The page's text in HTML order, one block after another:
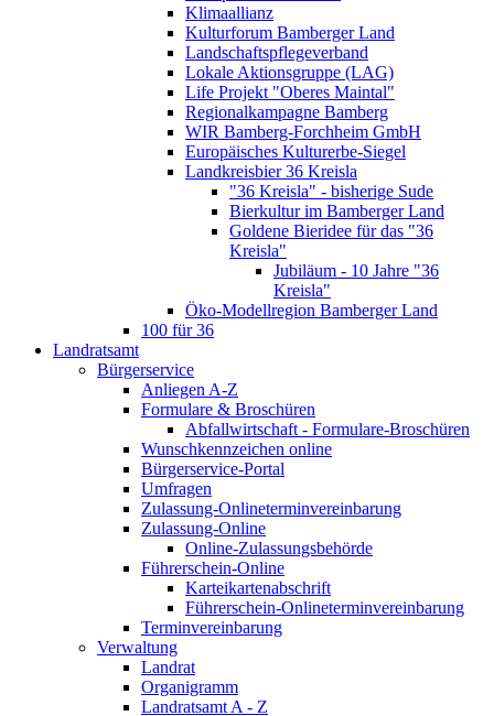
Klimaallianz
Kulturforum Bamberger Land
Landschaftspflegeverband
Lokale Aktionsgruppe (LAG)
Life Projekt "Oberes Maintal"
Regionalkampagne Bamberg
WIR Bamberg-Forchheim GmbH
Europäisches Kulturerbe-Siegel
Landkreisbier 36 Kreisla
"36 Kreisla" - bisherige Sude
Bierkultur im Bamberger Land
Goldene Bieridee für das "36
Kreisla"
Jubiläum - 10 Jahre "36
Kreisla"
Öko-Modellregion Bamberger Land
100 für 36
Landratsamt
Bürgerservice
Anliegen A-Z
Formulare & Broschüren
Abfallwirtschaft - Formulare-Broschüren
Wunschkennzeichen online
Bürgerservice-Portal
Umfragen
Zulassung-Onlineterminvereinbarung
Zulassung-Online
Online-Zulassungsbehörde
Führerschein-Online
Karteikartenabschrift
Führerschein-Onlineterminvereinbarung
Terminvereinbarung
Verwaltung
Landrat
Organigramm
Landratsamt A - Z